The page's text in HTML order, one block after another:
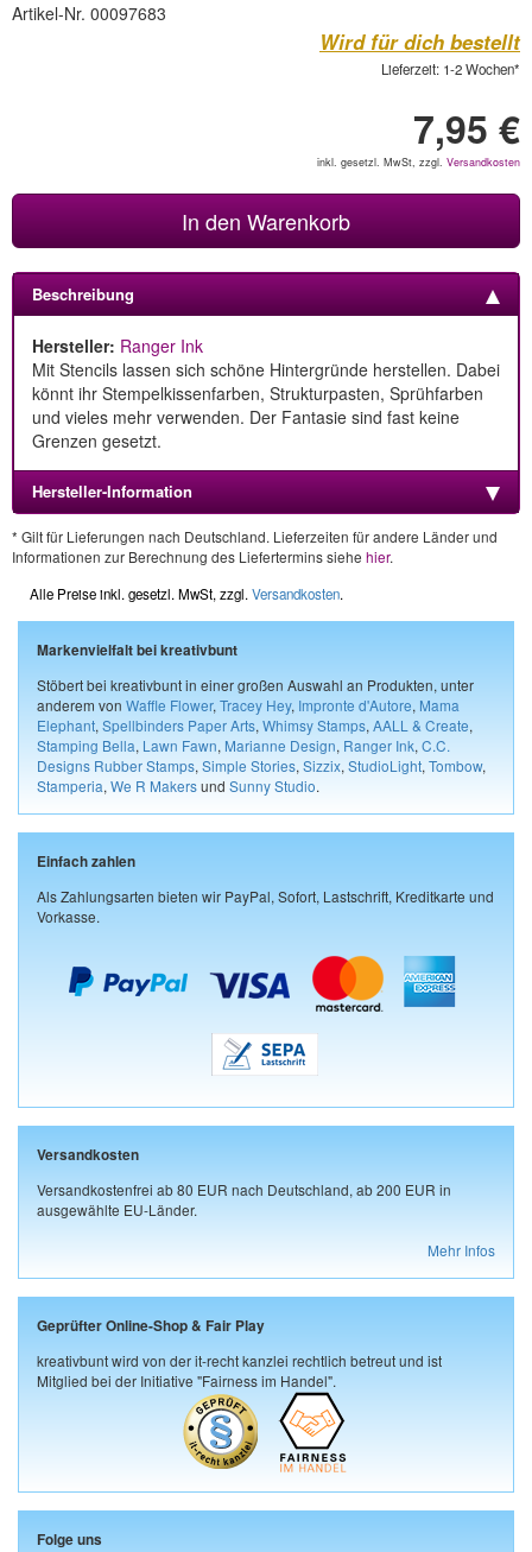
Artikel-Nr. 00097683
Wird für dich bestellt
Lieferzeit: 1-2 Wochen*
7,95 €
inkl. gesetzl. MwSt, zzgl. Versandkosten
In den Warenkorb
Beschreibung
Hersteller: Ranger Ink
Mit Stencils lassen sich schöne Hintergründe herstellen. Dabei
könnt ihr Stempelkissenfarben, Strukturpasten, Sprühfarben
und vieles mehr verwenden. Der Fantasie sind fast keine
Grenzen gesetzt.
Hersteller-Information
* Gilt für Lieferungen nach Deutschland. Lieferzeiten für andere Länder und
Informationen zur Berechnung des Liefertermins siehe hier.
Alle Preise inkl. gesetzl. MwSt, zzgl. Versandkosten.
Markenvielfalt bei kreativbunt
Stöbert bei kreativbunt in einer großen Auswahl an Produkten, unter
anderem von Waffle Flower, Tracey Hey, Impronte d'Autore, Mama
Elephant, Spellbinders Paper Arts, Whimsy Stamps, AALL & Create,
Stamping Bella, Lawn Fawn, Marianne Design, Ranger Ink, C.C.
Designs Rubber Stamps, Simple Stories, Sizzix, StudioLight, Tombow,
Stamperia, We R Makersund Sunny Studio.
Einfach zahlen
Als Zahlungsarten bieten wir PayPal, Sofort, Lastschrift, Kreditkarte und
Vorkasse.
Versandkosten
Versandkostenfrei ab 80 EUR nach Deutschland, ab 200 EUR in
ausgewählte EU-Länder.
Mehr Infos
Geprüfter Online-Shop & Fair Play
kreativbunt wird von der it-recht kanzlei rechtlich betreut und ist
Mitglied bei der Initiative "Fairness im Handel".
Folge uns